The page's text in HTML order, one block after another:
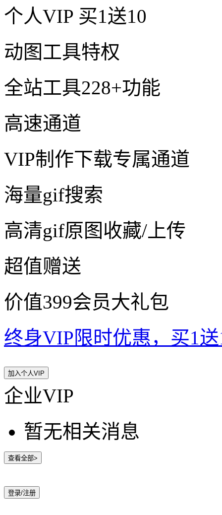
个人VIP 买1送10
动图工具特权
全站工具228+功能
高速通道
VIP制作下载专属通道
海量gif搜索
高清gif原图收藏/上传
超值赠送
价值399会员大礼包
终身VIP限时优惠，买1
加入个人VIP
企业VIP
暂无相关消息
查看全部>
登录/注册